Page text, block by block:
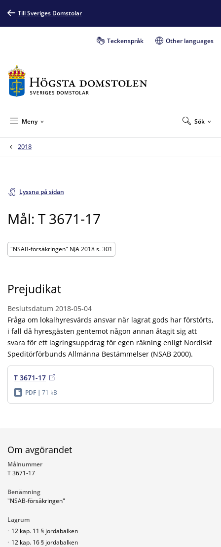
Till Sveriges Domstolar
Teckenspråk Other languages
Sök
Meny
2018
Lyssna på sidan
Mål: T 3671-17
"NSAB-försäkringen" NJA 2018 s. 301
Prejudikat
Beslutsdatum 2018-05-04
Fråga om lokalhyresvärds ansvar när lagrat gods har förstörts,
i fall då hyresgästen gentemot någon annan åtagit sig att
svara för ett lagringsuppdrag för egen räkning enligt Nordiskt
Speditörförbunds Allmänna Bestämmelser (NSAB 2000).
T 3671-17
PDF 71 kB
Om avgörandet
Målnummer
T 3671-17
Benämning
"NSAB-försäkringen"
Lagrum
· 12 kap. 11 § jordabalken
· 12 kap. 16 § jordabalken